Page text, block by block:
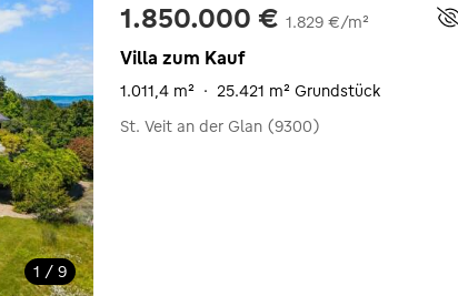
1 / 9
1.850.000 € 1.829 €/m²
Villa zum Kauf
1.011,4 m² · 25.421 m² Grundstück
St. Veit an der Glan (9300)